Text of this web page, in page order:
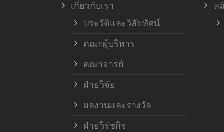
เกี่ยวกับเรา
ประวัติและวิสัยทัศน์
คณะผู้บริหาร
คณาจารย์
ฝ่ายวิจัย
ผลงานและรางวัล
ฝ่ายวิรัชกิจ
ห